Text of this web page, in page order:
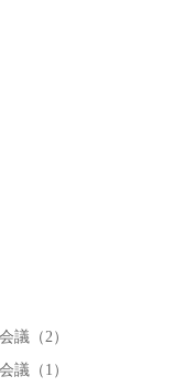
議（2）
議（1）